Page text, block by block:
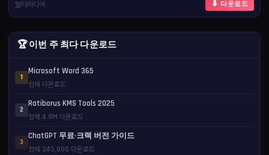
멀티미디어
⬇ 다운로드
🏆 이번 주 최다 다운로드
1
Microsoft Word 365
전체 다운로드
2
Ratiborus KMS Tools 2025
전체 4.8M 다운로드
3
ChatGPT 무료·크랙 버전 가이드
전체 245,800 다운로드